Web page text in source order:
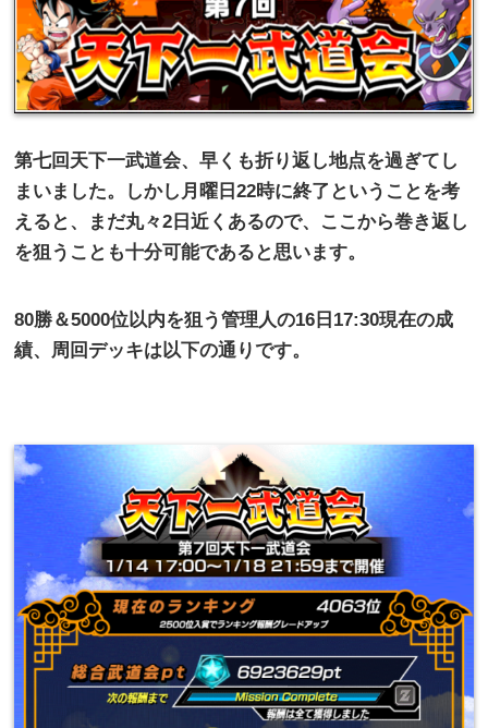
第七回天下一武道会、早くも折り返し地点を過ぎてし
まいました。しかし月曜日22時に終了ということを考
えると、まだ丸々2 日近くあるので、ここから巻き返し
を狙うことも十分可能であると思います。
80勝＆5000位以内を狙う管理人の16 日 17:30現在の成
績、周回デッキは以下の通りです。